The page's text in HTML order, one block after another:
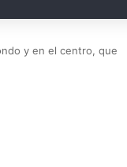
y en el centro, que